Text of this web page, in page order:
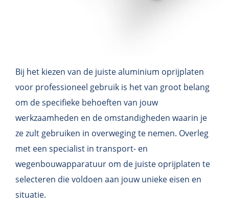
Bij het kiezen van de juiste aluminium oprijplaten
voor professioneel gebruik is het van groot belang
om de specifieke behoeften van jouw
werkzaamheden en de omstandigheden waarin je
ze zult gebruiken in overweging te nemen. Overleg
met een specialist in transport- en
wegenbouwapparatuur om de juiste oprijplaten te
selecteren die voldoen aan jouw unieke eisen en
situatie.